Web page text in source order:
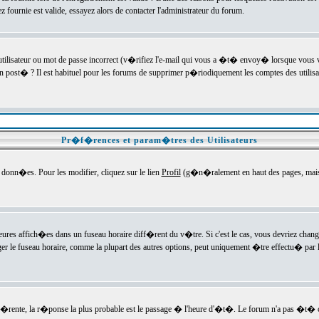
est valide, essayez alors de contacter l'administrateur du forum.
ou mot de passe incorrect (v�rifiez l'e-mail qui vous a �t� envoy� lorsque
post� ? Il est habituel pour les forums de supprimer p�riodiquement les comptes des
Pr�f�rences et param�tres des Utilisateurs
Pour les modifier, cliquez sur le lien Profil(g�n�ralement en haut des pages,
affich�es dans un fuseau horaire diff�rent du v�tre. Si c'est le cas, vous devriez
le fuseau horaire, comme la plupart des autres options, peut uniquement �tre effectu�
la r�ponse la plus probable est le passage � l'heure d'�t�. Le forum n'a pas